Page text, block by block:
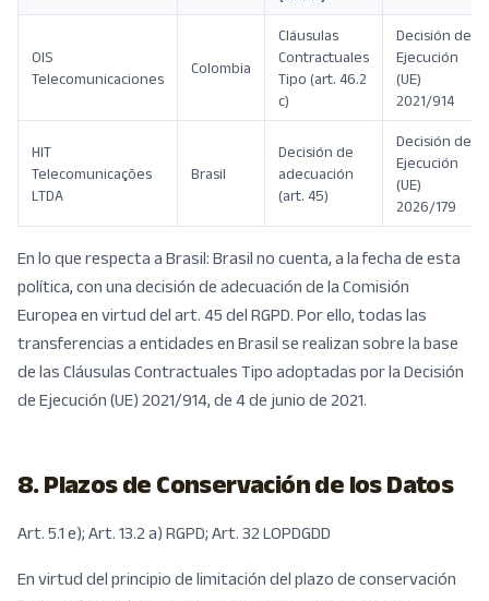
OIS
Telecomunicaciones
Colombia
Cláusulas
Contractuales
Tipo (art. 46.2
c)
Decisión de
Ejecución
(UE)
2021/914
HIT
Telecomunicações
LTDA
Brasil
Decisión de
adecuación
(art. 45)
Decisión de
Ejecución
(UE)
2026/179
En lo que respecta a Brasil: Brasil no cuenta, a la fecha de esta
política, con una decisión de adecuación de la Comisión
Europea en virtud del art. 45 del RGPD. Por ello, todas las
transferencias a entidades en Brasil se realizan sobre la base
de las Cláusulas Contractuales Tipo adoptadas por la Decisión
de Ejecución (UE) 2021/914, de 4 de junio de 2021.
8. Plazos de Conservación de los Datos
Art. 5.1 e); Art. 13.2 a) RGPD; Art. 32 LOPDGDD
En virtud del principio de limitación del plazo de conservación